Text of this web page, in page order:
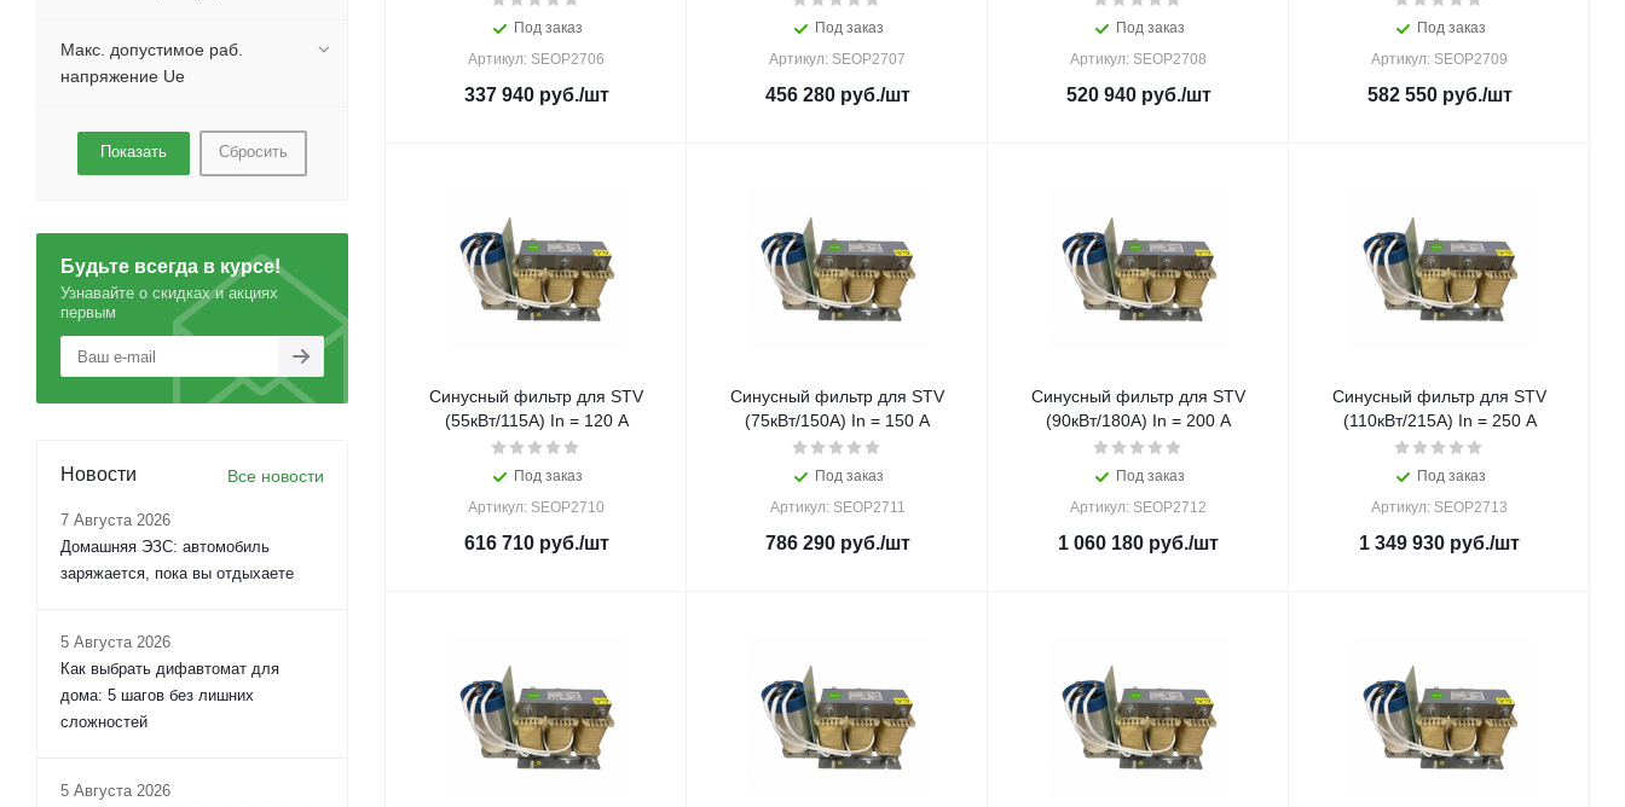
Под заказ
Артикул: SEOP2706
337 940руб./шт
Под заказ
Артикул: SEOP2707
456 280руб./шт
Под заказ
Артикул: SEOP2708
520 940руб./шт
Под заказ
Артикул: SEOP2709
582 550руб./шт
Синусный фильтр для STV
(55кВт/115A) In = 120 A
Под заказ
Артикул: SEOP2710
616 710руб./шт
Синусный фильтр для STV
(75кВт/150A) In = 150 A
Под заказ
Артикул: SEOP2711
786 290руб./шт
Синусный фильтр для STV
(90кВт/180A) In = 200 A
Под заказ
Артикул: SEOP2712
1 060 180 руб./шт
Синусный фильтр для STV
(110кВт/215A) In = 250 A
Под заказ
Артикул: SEOP2713
1 349 930 руб./шт
Макс. допустимое раб.
напряжение Ue
Сбросить
Будьте всегда в курсе!
Узнавайте о скидках и акциях
первым
Новости Все новости
7 Августа 2026
Домашняя ЭЗС: автомобиль
заряжается, пока вы отдыхаете
5 Августа 2026
Как выбрать дифавтомат для
дома: 5 шагов без лишних
сложностей
5 Августа 2026